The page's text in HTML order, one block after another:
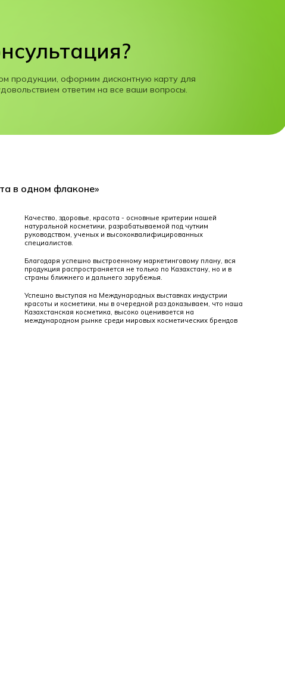
продукции, оформим дисконтную карту для
ответим на все ваши вопросы.
в одном флаконе»
Качество, здоровье, красота - основные критерии нашей
натуральной косметики, разрабатываемой под чутким
руководством, ученых и высококвалифицированных
специалистов.
Благодаря успешно выстроенному маркетинговому плану, вся
продукция распространяется не только по Казахстану, но и в
страны ближнего и дальнего зарубежья.
Успешно выступая на Международных выставках индустрии
красоты и косметики, мы в очередной раз доказываем, что наша
Казахстанская косметика, высоко оценивается на
международном рынке среди мировых косметических брендов